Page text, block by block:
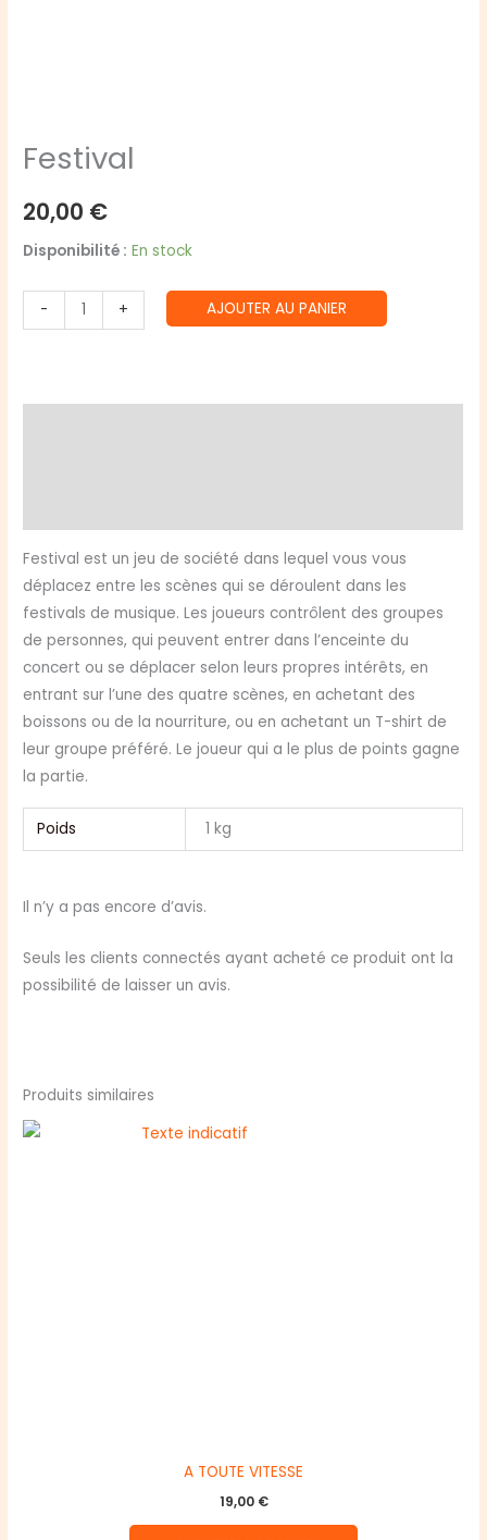
Festival
20,00 €
Disponibilité : En stock
-
quantité
de
+ AJOUTER AU PANIER
Festival est un jeu de société dans lequel vous vous
déplacez entre les scènes qui se déroulent dans les
festivals de musique. Les joueurs contrôlent des groupes
de personnes, qui peuvent entrer dans l’enceinte du
concert ou se déplacer selon leurs propres intérêts, en
entrant sur l’une des quatre scènes, en achetant des
boissons ou de la nourriture, ou en achetant un T-shirt de
leur groupe préféré. Le joueur qui a le plus de points gagne
la partie.
Poids 1 kg
Il n’y a pas encore d’avis.
Seuls les clients connectés ayant acheté ce produit ont la
possibilité de laisser un avis.
Produits similaires
A TOUTE VITESSE
19,00 €